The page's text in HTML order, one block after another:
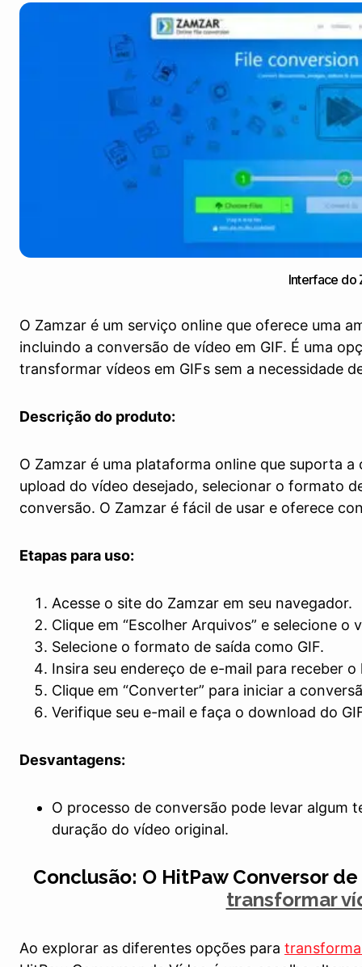
Interface do
O Zamzar é um serviço online que oferece uma
incluindo a conversão de vídeo em GIF. É uma
transformar vídeos em GIFs sem a necessidade
Descrição do produto:
O Zamzar é uma plataforma online que suporta
upload do vídeo desejado, selecionar o formato
conversão. O Zamzar é fácil de usar e oferece
Etapas para uso:
Acesse o site do Zamzar em seu navegador.
Clique em “Escolher Arquivos” e selecione
Selecione o formato de saída como GIF.
Insira seu endereço de e-mail para receber
Clique em “Converter” para iniciar a
Verifique seu e-mail e faça o download do
Desvantagens:
O processo de conversão pode levar algum
duração do vídeo original.
Conclusão: O HitPaw Conversor
transformar
Ao explorar as diferentes opções para